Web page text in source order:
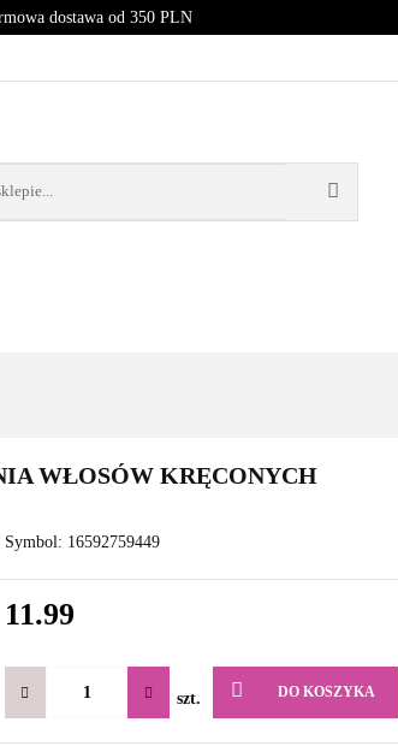
dostawa od 350 PLN
WŁOSÓW KRĘCONYCH
Symbol: 16592759449
11.99
szt. DO KOSZYKA